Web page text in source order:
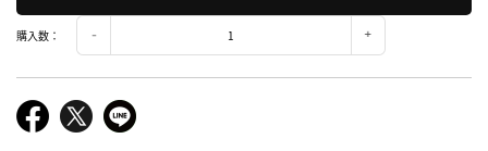
購入数：